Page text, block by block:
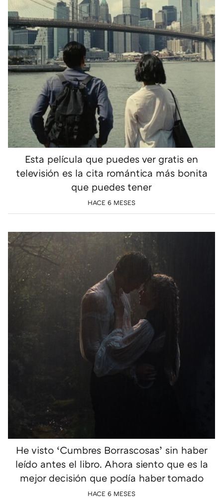
Esta película que puedes ver gratis en
televisión es la cita romántica más bonita
que puedes tener
HACE 6 MESES
He visto ‘Cumbres Borrascosas’ sin haber
leído antes el libro. Ahora siento que es la
mejor decisión que podía haber tomado
HACE 6 MESES